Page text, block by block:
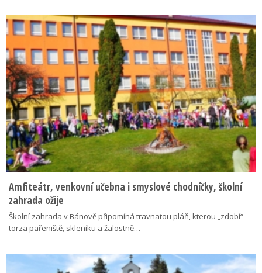
Amfiteátr, venkovní učebna i smyslové chodníčky, školní
zahrada ožije
Školní zahrada v Bánově připomíná travnatou pláň, kterou „zdobí“
torza pařeniště, skleníku a žalostně…